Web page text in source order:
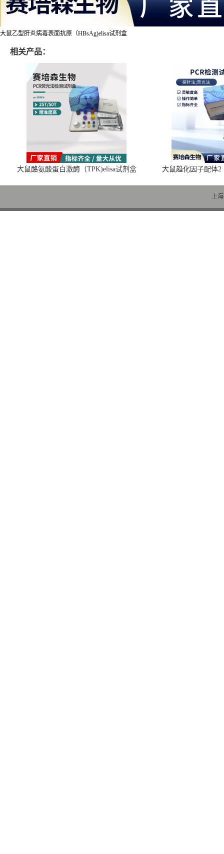
大鼠乙型肝炎病毒表面抗原（HBsAg)elisa试剂盒
相关产品：
大鼠酪氨酸蛋白激酶（TPK)elisa试剂盒 大鼠趋化因子配体2
上